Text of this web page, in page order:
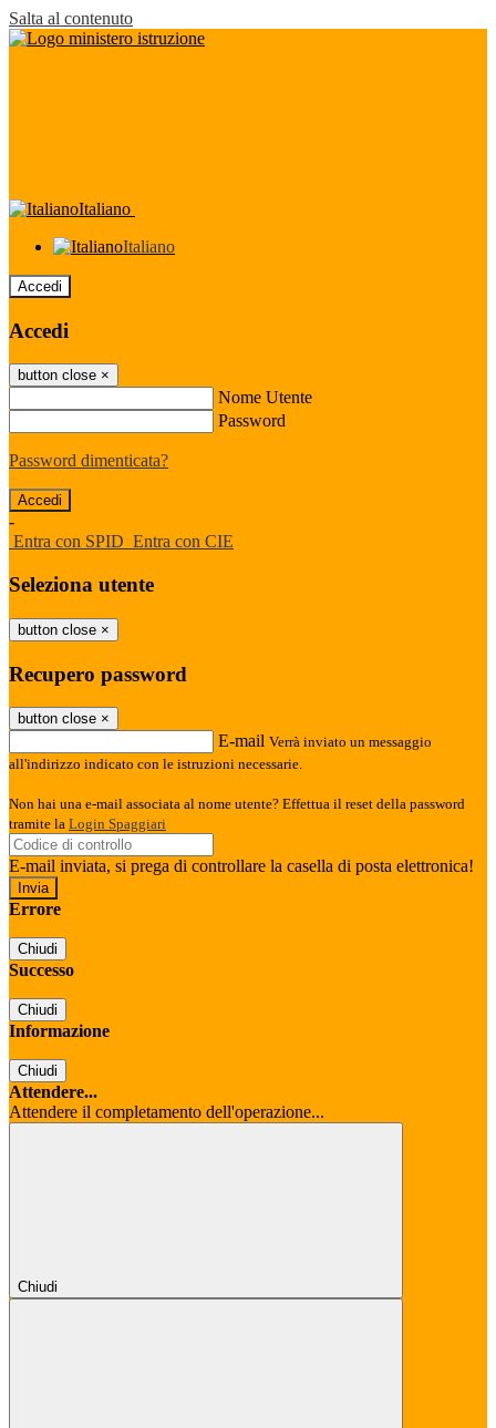
Salta al contenuto
Italiano
Italiano
Accedi
Accedi
button close ×
Nome Utente
Password
Password dimenticata?
-
Entra con SPID Entra con CIE
Seleziona utente
button close ×
Recupero password
button close ×
E-mail Verrà inviato un messaggio
all'indirizzo indicato con le istruzioni necessarie.
Non hai una e-mail associata al nome utente? Effettua il reset della password
tramite la Login Spaggiari
E-mail inviata, si prega di controllare la casella di posta elettronica!
Errore
Chiudi
Successo
Chiudi
Informazione
Chiudi
Attendere...
Attendere il completamento dell'operazione...
Chiudi